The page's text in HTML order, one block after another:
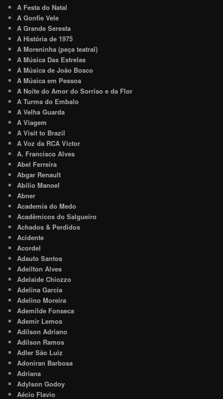
A Festa do Natal
A Gonfie Vele
A Grande Seresta
A História de 1975
A Moreninha (peça teatral)
A Música Das Estrelas
A Música de João Bosco
A Música em Pessoa
A Noite do Amor do Sorriso e da Flor
A Turma do Embalo
A Velha Guarda
A Viagem
A Visit to Brazil
A Voz da RCA Victor
A. Francisco Alves
Abel Ferreira
Abgar Renault
Abílio Manoel
Abner
Academia do Medo
Acadêmicos do Salgueiro
Achados & Perdidos
Acidente
Acordel
Adauto Santos
Adeilton Alves
Adelaide Chiozzo
Adelina Garcia
Adelino Moreira
Ademilde Fonseca
Ademir Lemos
Adilson Adriano
Adilson Ramos
Adler São Luiz
Adoniran Barbosa
Adriana
Adylson Godoy
Aécio Flavio